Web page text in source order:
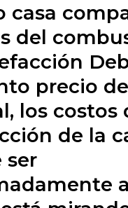
casa
del
precio
los costos
de la
ser